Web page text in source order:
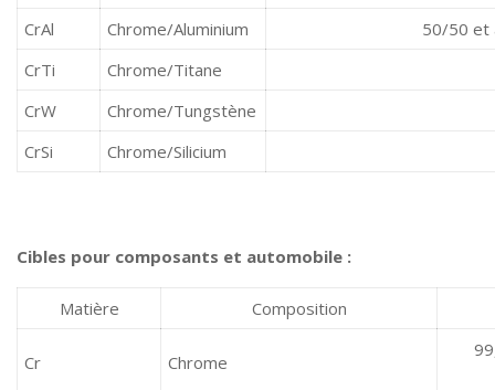
CrAl
Chrome/Aluminium
50/50 et
CrTi
Chrome/Titane
CrW
Chrome/Tungstène
CrSi
Chrome/Silicium
Cibles pour composants et automobile :
Matière Composition
Cr Chrome